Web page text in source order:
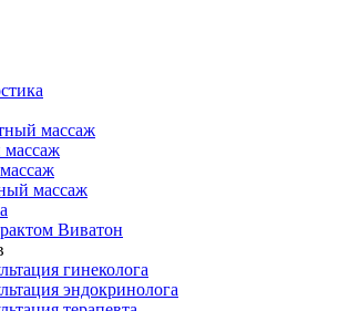
массаж
массаж
массаж
Виватон
гинеколога
эндокринолога